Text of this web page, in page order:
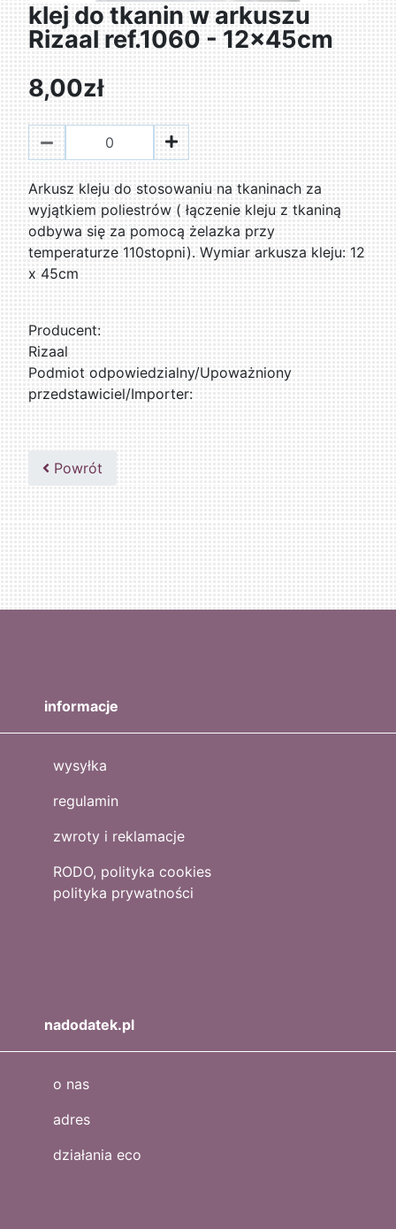
klej do tkanin w arkuszu
Rizaal ref.1060 - 12x45cm
8,00zł
Arkusz kleju do stosowaniu na tkaninach za
wyjątkiem poliestrów ( łączenie kleju z tkaniną
odbywa się za pomocą żelazka przy
temperaturze 110stopni). Wymiar arkusza kleju: 12
x 45cm
Producent:
Rizaal
Podmiot odpowiedzialny/Upoważniony
przedstawiciel/Importer:
Powrót
informacje
wysyłka
regulamin
zwroty i reklamacje
RODO, polityka cookies
polityka prywatności
nadodatek.pl
o nas
adres
działania eco